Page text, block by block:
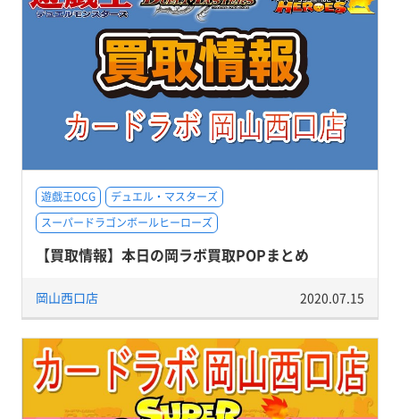
遊戯王OCG
デュエル・マスターズ
スーパードラゴンボールヒーローズ
【買取情報】本日の岡ラボ買取POPまとめ
岡山西口店 2020.07.15